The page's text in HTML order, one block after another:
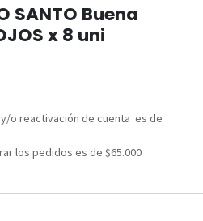
SANTO Buena
x 8 uni
o reactivación de cuenta es de
los pedidos es de $65.000